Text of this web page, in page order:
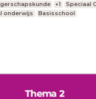
+1
Speciaal
onderwijs
Basisschool